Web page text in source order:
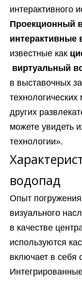
интерактивного
Проекционный
интерактивные
известные как
виртуальный
в выставочных
других
можете увидеть
технологии».
водопад
Опыт
визуального
в качестве
используются
включает в себя